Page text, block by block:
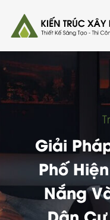
Giải
Phố
Nắng